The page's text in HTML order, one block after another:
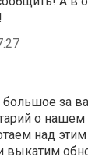
большое за
о нашем
над
выкатим